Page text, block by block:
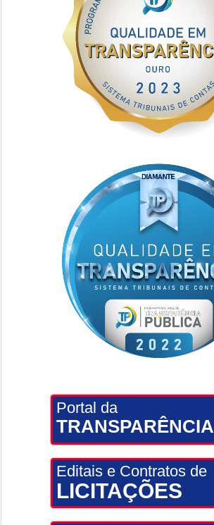
Portal da
TRANSPARÊNCIA
Editais e Contratos de
LICITAÇÕES